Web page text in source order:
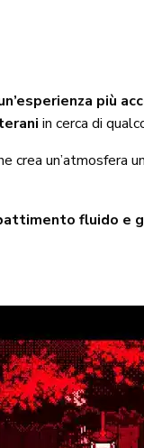
più
in cerca di
crea un’atmosfera
fluido e